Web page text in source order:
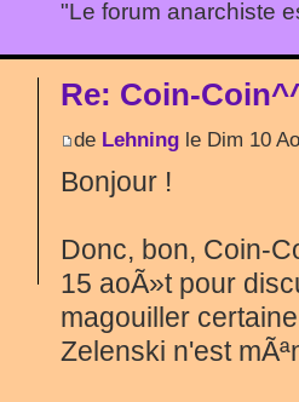
"Le forum anarchiste
Re: Coin-
de Lehningle Dim 10
Bonjour !
Donc, bon, Coin-
15 aoÃ»t pour
magouiller
Zelenski n'est